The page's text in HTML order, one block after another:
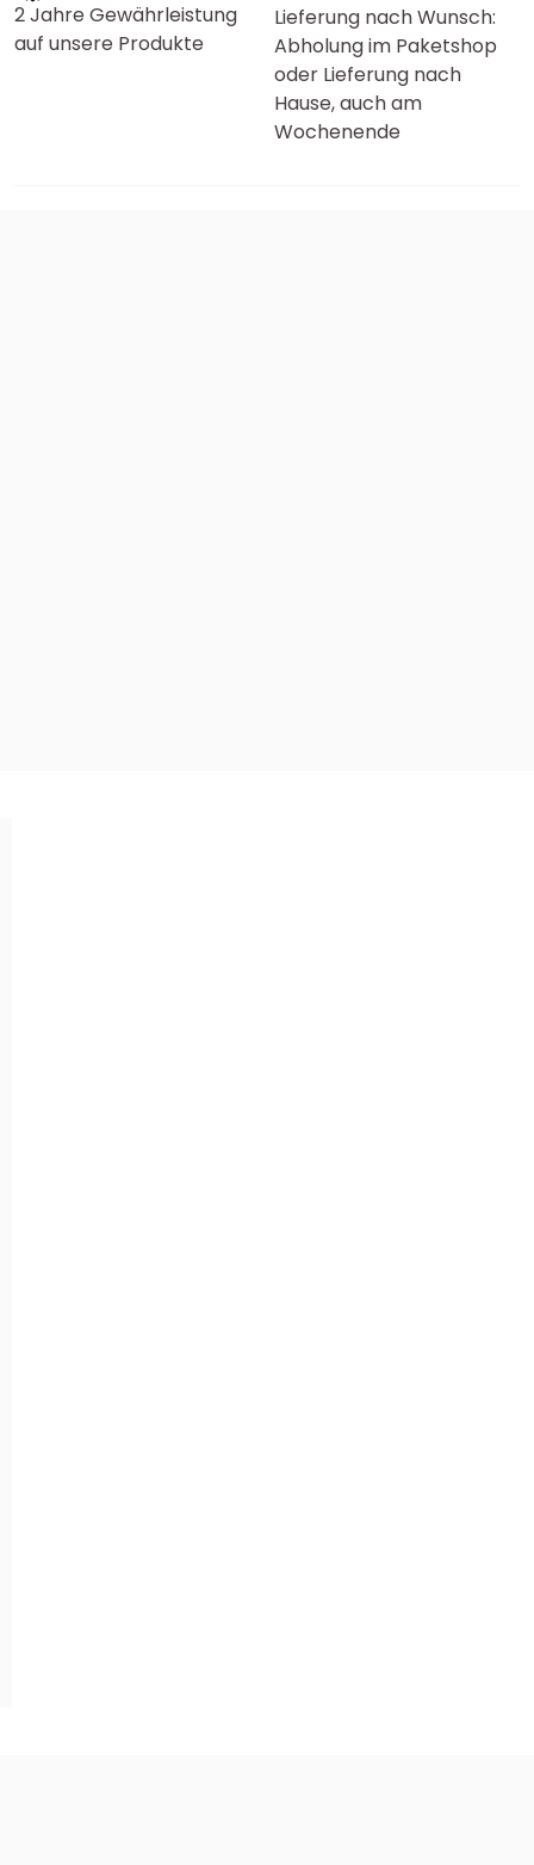
2 Jahre Gewährleistung
auf unsere Produkte
Lieferung nach Wunsch:
Abholung im Paketshop
oder Lieferung nach
Hause, auch am
Wochenende